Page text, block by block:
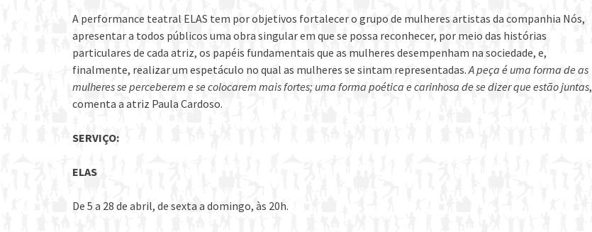
A performance teatral ELAS tem por objetivos fortalecer o grupo de mulheres artistas da companhia Nós,
apresentar a todos públicos uma obra singular em que se possa reconhecer, por meio das histórias
particulares de cada atriz, os papéis fundamentais que as mulheres desempenham na sociedade, e,
finalmente, realizar um espetáculo no qual as mulheres se sintam representadas.A peça é uma forma de as
mulheres se perceberem e se colocarem mais fortes; uma forma poética e carinhosa de se dizer que estão juntas,
comenta a atriz Paula Cardoso.
SERVIÇO:
ELAS
De 5 a 28 de abril, de sexta a domingo, às 20h.